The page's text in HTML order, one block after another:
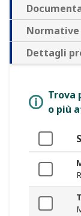
Normative
Dettagli
Trova
o più